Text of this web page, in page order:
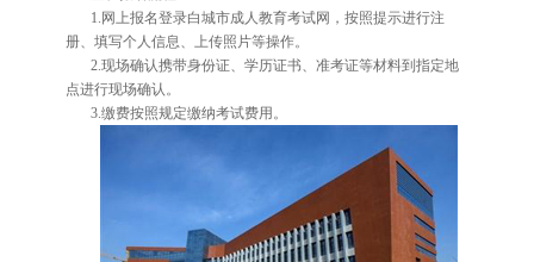
1.网上报名登录白城市成人教育考试网，按照提示进行注
册、填写个人信息、上传照片等操作。
2.现场确认携带身份证、学历证书、准考证等材料到指定地
点进行现场确认。
3.缴费按照规定缴纳考试费用。